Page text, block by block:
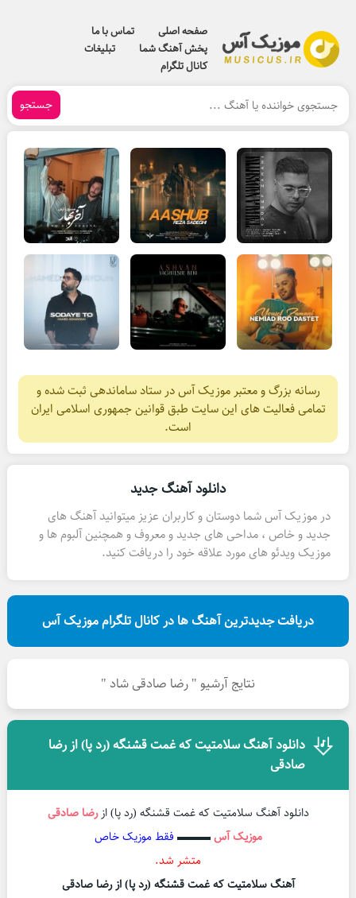
صفحه اصلی
تماس با ما
پخش آهنگ شما
تبلیغات
کانال تلگرام
جستجو
رسانه بزرگ و معتبر موزیک آس در ستاد ساماندهی ثبت شده و
تمامی فعالیت های این سایت طبق قوانین جمهوری اسلامی ایران
است.
دانلود آهنگ جدید
در موزیک آس شما دوستان و کاربران عزیز میتوانید آهنگ های
جدید و خاص ، مداحی های جدید و معروف و همچنین آلبوم ها و
موزیک ویدئو های مورد علاقه خود را دریافت کنید.
دریافت جدیدترین آهنگ ها در کانال تلگرام موزیک آس
نتایج آرشیو " رضا صادقی شاد "
دانلود آهنگ سلامتیت که غمت قشنگه (رد پا) از رضا
صادقی
دانلود آهنگ سلامتیت که غمت قشنگه (رد پا) ازرضا صادقی
موزیک آس▬▬▬ فقط موزیک خاص
متشر شد.
آهنگ سلامتیت که غمت قشنگه (رد پا) از رضا صادقی